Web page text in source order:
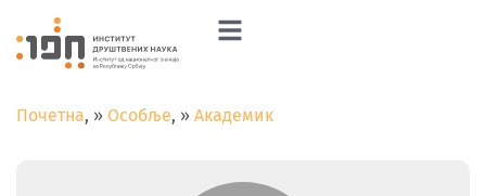
Почетна » Особље » Академик